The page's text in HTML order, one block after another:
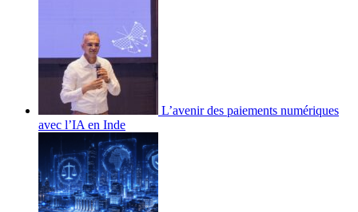
L’avenir des paiements numériques
avec l’IA en Inde